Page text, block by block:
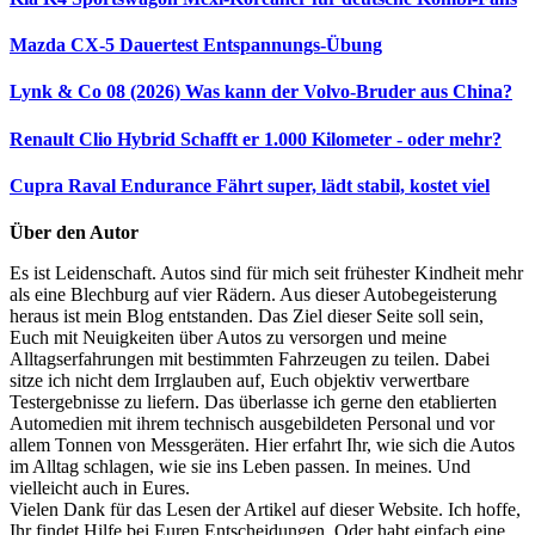
Mazda CX-5 Dauertest Entspannungs-Übung
Lynk & Co 08 (2026) Was kann der Volvo-Bruder aus China?
Renault Clio Hybrid Schafft er 1.000 Kilometer - oder mehr?
Cupra Raval Endurance Fährt super, lädt stabil, kostet viel
Über den Autor
Es ist Leidenschaft. Autos sind für mich seit frühester Kindheit mehr
als eine Blechburg auf vier Rädern. Aus dieser Autobegeisterung
heraus ist mein Blog entstanden. Das Ziel dieser Seite soll sein,
Euch mit Neuigkeiten über Autos zu versorgen und meine
Alltagserfahrungen mit bestimmten Fahrzeugen zu teilen. Dabei
sitze ich nicht dem Irrglauben auf, Euch objektiv verwertbare
Testergebnisse zu liefern. Das überlasse ich gerne den etablierten
Automedien mit ihrem technisch ausgebildeten Personal und vor
allem Tonnen von Messgeräten. Hier erfahrt Ihr, wie sich die Autos
im Alltag schlagen, wie sie ins Leben passen. In meines. Und
vielleicht auch in Eures.
Vielen Dank für das Lesen der Artikel auf dieser Website. Ich hoffe,